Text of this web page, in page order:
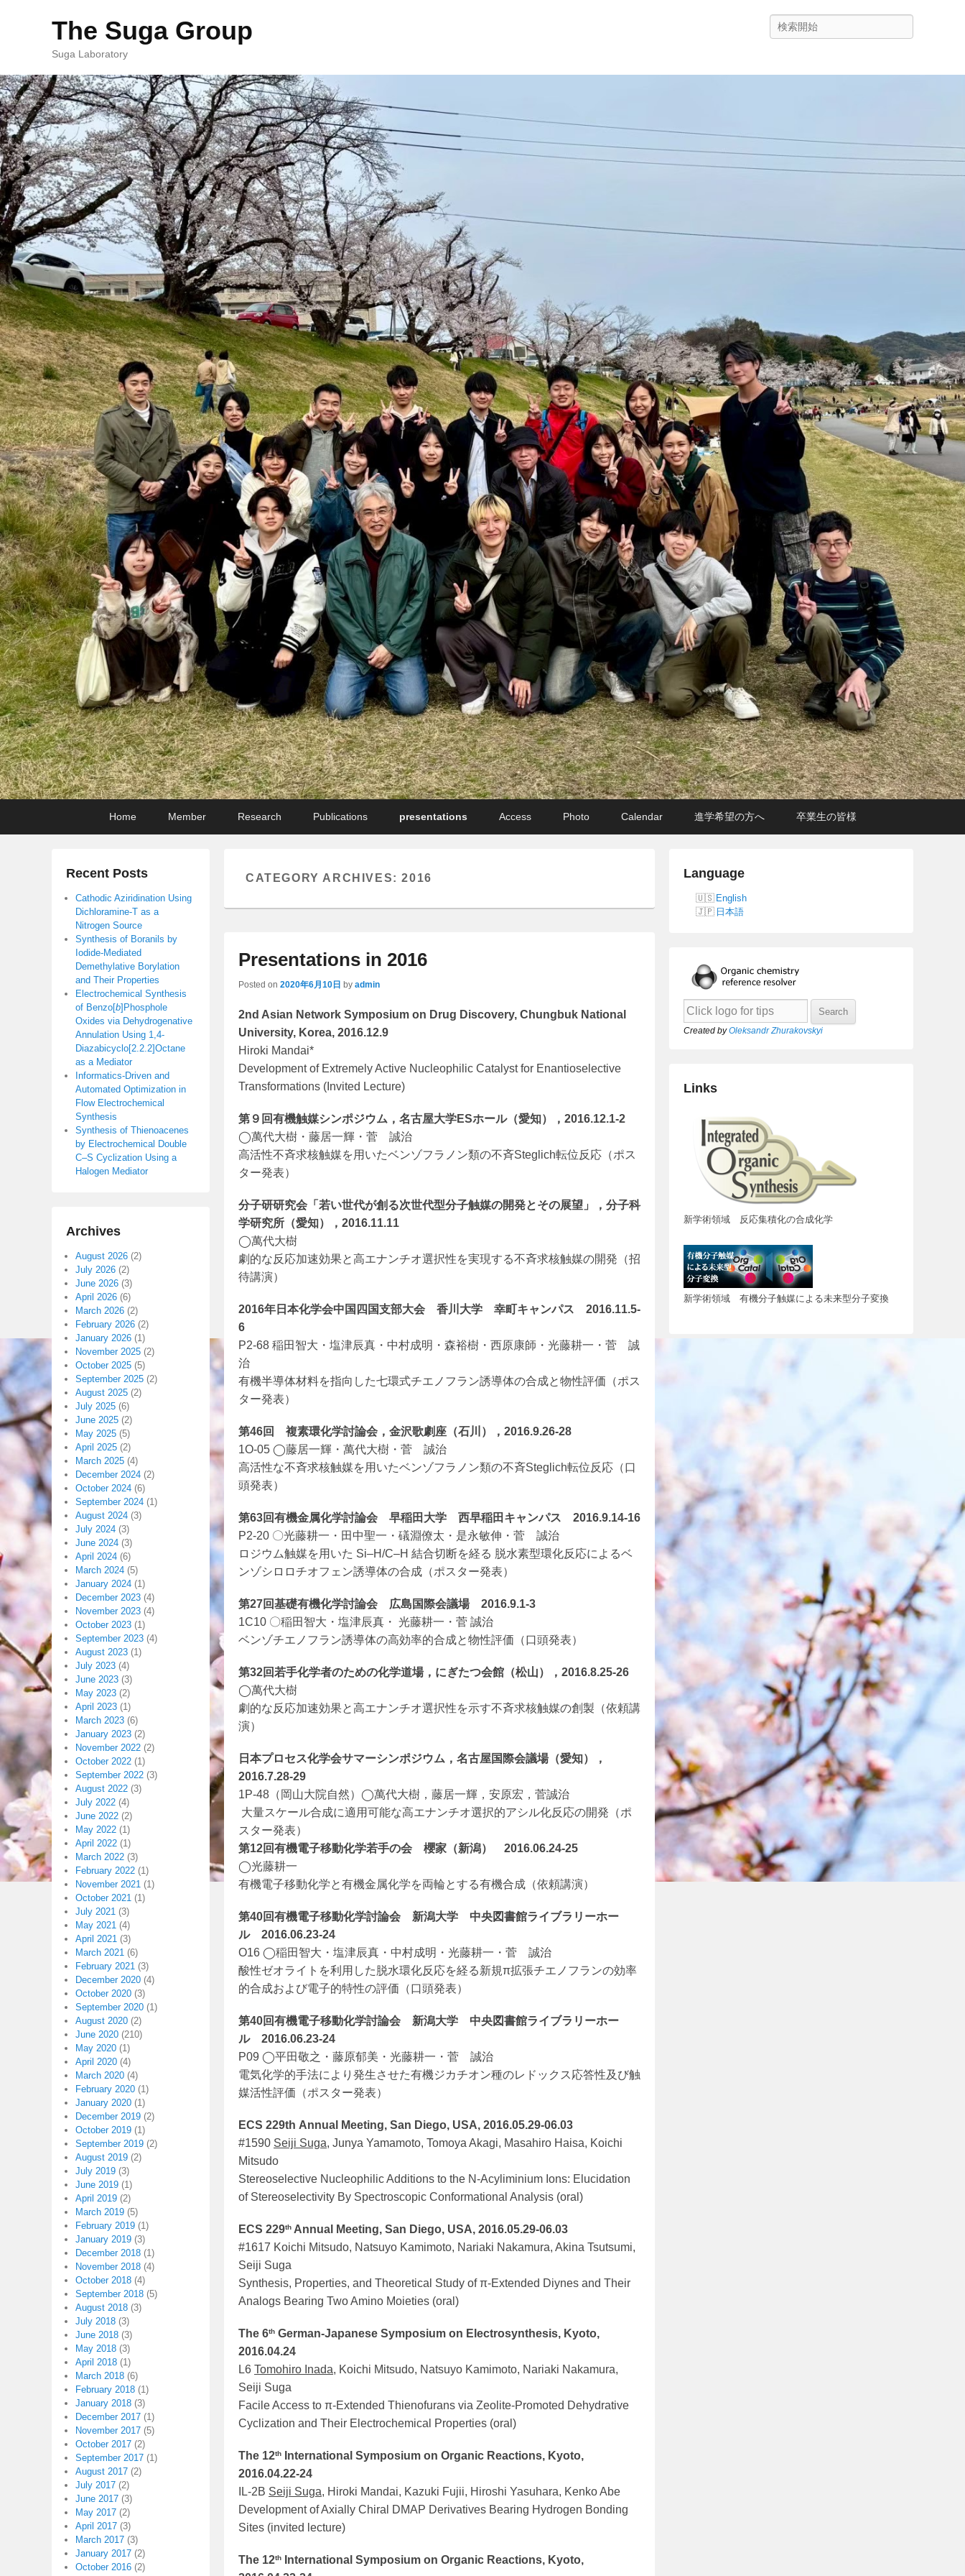
The Suga Group
Suga Laboratory
Search
Home Member Research Publications presentations Access Photo Calendar 進学希望の方へ 卒業生の皆様
CATEGORY ARCHIVES:2016
Presentations in 2016
Posted on 2020年6月10日 by admin
2nd Asian Network Symposium on Drug Discovery, Chungbuk National
University, Korea, 2016.12.9
Hiroki Mandai*
Development of Extremely Active Nucleophilic Catalyst for Enantioselective
Transformations (Invited Lecture)
第９回有機触媒シンポジウム，名古屋大学ESホール（愛知），2016.12.1-2
◯萬代大樹・藤居一輝・菅 誠治
高活性不斉求核触媒を用いたベンゾフラノン類の不斉Steglich転位反応（ポス
ター発表）
分子研研究会「若い世代が創る次世代型分子触媒の開発とその展望」，分子科
学研究所（愛知），2016.11.11
◯萬代大樹
劇的な反応加速効果と高エナンチオ選択性を実現する不斉求核触媒の開発（招
待講演）
2016年日本化学会中国四国支部大会 香川大学 幸町キャンパス 2016.11.5-
6
P2-68 稲田智大・塩津辰真・中村成明・森裕樹・西原康師・光藤耕一・菅 誠
治
有機半導体材料を指向した七環式チエノフラン誘導体の合成と物性評価（ポス
ター発表）
第46回 複素環化学討論会，金沢歌劇座（石川），2016.9.26-28
1O-05 ◯藤居一輝・萬代大樹・菅 誠治
高活性な不斉求核触媒を用いたベンゾフラノン類の不斉Steglich転位反応（口
頭発表）
第63回有機金属化学討論会 早稲田大学 西早稲田キャンパス 2016.9.14-16
P2-20 〇光藤耕一・田中聖一・礒淵僚太・是永敏伸・菅 誠治
ロジウム触媒を用いた Si–H/C–H 結合切断を経る 脱水素型環化反応によるベ
ンゾシロロチオフェン誘導体の合成（ポスター発表）
第27回基礎有機化学討論会 広島国際会議場 2016.9.1-3
1C10 〇稲田智大・塩津辰真・ 光藤耕一・菅 誠治
ベンゾチエノフラン誘導体の高効率的合成と物性評価（口頭発表）
第32回若手化学者のための化学道場，にぎたつ会館（松山），2016.8.25-26
◯萬代大樹
劇的な反応加速効果と高エナンチオ選択性を示す不斉求核触媒の創製（依頼講
演）
日本プロセス化学会サマーシンポジウム，名古屋国際会議場（愛知），
2016.7.28-29
1P-48（岡山大院自然）◯萬代大樹，藤居一輝，安原宏，菅誠治
大量スケール合成に適用可能な高エナンチオ選択的アシル化反応の開発（ポ
スター発表）
第12回有機電子移動化学若手の会 櫻家（新潟） 2016.06.24-25
◯光藤耕一
有機電子移動化学と有機金属化学を両輪とする有機合成（依頼講演）
第40回有機電子移動化学討論会 新潟大学 中央図書館ライブラリーホー
ル 2016.06.23-24
O16 ◯稲田智大・塩津辰真・中村成明・光藤耕一・菅 誠治
酸性ゼオライトを利用した脱水環化反応を経る新規π拡張チエノフランの効率
的合成および電子的特性の評価（口頭発表）
第40回有機電子移動化学討論会 新潟大学 中央図書館ライブラリーホー
ル 2016.06.23-24
P09 ◯平田敬之・藤原郁美・光藤耕一・菅 誠治
電気化学的手法により発生させた有機ジカチオン種のレドックス応答性及び触
媒活性評価（ポスター発表）
ECS 229th Annual Meeting, San Diego, USA, 2016.05.29-06.03
#1590 Seiji Suga, Junya Yamamoto, Tomoya Akagi, Masahiro Haisa, Koichi
Mitsudo
Stereoselective Nucleophilic Additions to the N-Acyliminium Ions: Elucidation
of Stereoselectivity By Spectroscopic Conformational Analysis (oral)
ECS 229th Annual Meeting, San Diego, USA, 2016.05.29-06.03
#1617 Koichi Mitsudo, Natsuyo Kamimoto, Nariaki Nakamura, Akina Tsutsumi,
Seiji Suga
Synthesis, Properties, and Theoretical Study of π-Extended Diynes and Their
Analogs Bearing Two Amino Moieties (oral)
The 6th German-Japanese Symposium on Electrosynthesis, Kyoto,
2016.04.24
L6 Tomohiro Inada, Koichi Mitsudo, Natsuyo Kamimoto, Nariaki Nakamura,
Seiji Suga
Facile Access to π-Extended Thienofurans via Zeolite-Promoted Dehydrative
Cyclization and Their Electrochemical Properties (oral)
The 12th
International Symposium on Organic Reactions, Kyoto,
2016.04.22-24
IL-2B Seiji Suga, Hiroki Mandai, Kazuki Fujii, Hiroshi Yasuhara, Kenko Abe
Development of Axially Chiral DMAP Derivatives Bearing Hydrogen Bonding
Sites (invited lecture)
The 12th
International Symposium on Organic Reactions, Kyoto,
Language
English
日本語
Created byOleksandr Zhurakovskyi
Links
新学術領域 反応集積化の合成化学
新学術領域 有機分子触媒による未来型分子変換
Recent Posts
Cathodic Aziridination Using
Dichloramine-T as a
Nitrogen Source
Synthesis of Boranils by
Iodide-Mediated
Demethylative Borylation
and Their Properties
Electrochemical Synthesis
of Benzo[b]Phosphole
Oxides via Dehydrogenative
Annulation Using 1,4-
Diazabicyclo[2.2.2]Octane
as a Mediator
Informatics-Driven and
Automated Optimization in
Flow Electrochemical
Synthesis
Synthesis of Thienoacenes
by Electrochemical Double
C–S Cyclization Using a
Halogen Mediator
Archives
August 2026 (2)
July 2026 (2)
June 2026 (3)
April 2026 (6)
March 2026 (2)
February 2026 (2)
January 2026 (1)
November 2025 (2)
October 2025 (5)
September 2025 (2)
August 2025 (2)
July 2025 (6)
June 2025 (2)
May 2025 (5)
April 2025 (2)
March 2025 (4)
December 2024 (2)
October 2024 (6)
September 2024 (1)
August 2024 (3)
July 2024 (3)
June 2024 (3)
April 2024 (6)
March 2024 (5)
January 2024 (1)
December 2023 (4)
November 2023 (4)
October 2023 (1)
September 2023 (4)
August 2023 (1)
July 2023 (4)
June 2023 (3)
May 2023 (2)
April 2023 (1)
March 2023 (6)
January 2023 (2)
November 2022 (2)
October 2022 (1)
September 2022 (3)
August 2022 (3)
July 2022 (4)
June 2022 (2)
May 2022 (1)
April 2022 (1)
March 2022 (3)
February 2022 (1)
November 2021 (1)
October 2021 (1)
July 2021 (3)
May 2021 (4)
April 2021 (3)
March 2021 (6)
February 2021 (3)
December 2020 (4)
October 2020 (3)
September 2020 (1)
August 2020 (2)
June 2020 (210)
May 2020 (1)
April 2020 (4)
March 2020 (4)
February 2020 (1)
January 2020 (1)
December 2019 (2)
October 2019 (1)
September 2019 (2)
August 2019 (2)
July 2019 (3)
June 2019 (1)
April 2019 (2)
March 2019 (5)
February 2019 (1)
January 2019 (3)
December 2018 (1)
November 2018 (4)
October 2018 (4)
September 2018 (5)
August 2018 (3)
July 2018 (3)
June 2018 (3)
May 2018 (3)
April 2018 (1)
March 2018 (6)
February 2018 (1)
January 2018 (3)
December 2017 (1)
November 2017 (5)
October 2017 (2)
September 2017 (1)
August 2017 (2)
July 2017 (2)
June 2017 (3)
May 2017 (2)
April 2017 (3)
March 2017 (3)
January 2017 (2)
October 2016 (2)